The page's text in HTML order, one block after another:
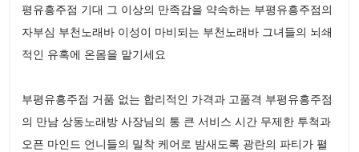
평유흥주점 기대 그 이상의 만족감을 약속하는 부평유흥주점의
자부심 부천노래바 이성이 마비되는 부천노래바 그녀들의 뇌쇄
적인 유혹에 온몸을 맡기세요
부평유흥주점 거품 없는 합리적인 가격과 고품격 부평유흥주점
의 만남 상동노래방 사장님의 통 큰 서비스 시간 무제한 투척과
오픈 마인드 언니들의 밀착 케어로 밤새도록 광란의 파티가 펼